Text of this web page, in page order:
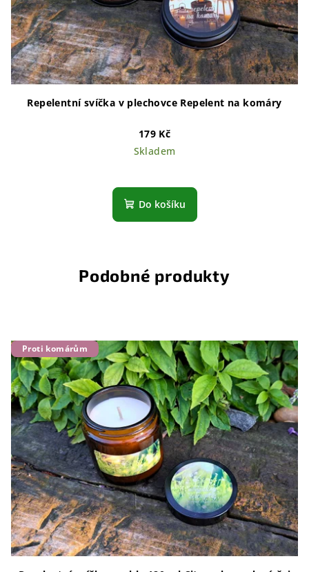
Repelentní svíčka v plechovce Repelent na komáry
179 Kč
Skladem
Do košíku
Podobné produkty
Proti komárům